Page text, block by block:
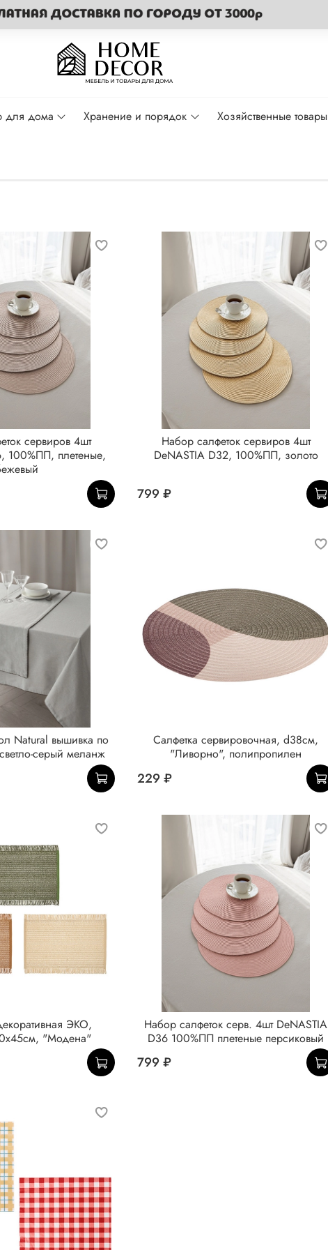
для дома Хранение и порядок Хозяйственные товары
сервиров 4шт
100%ПП, плетеные,
Набор салфеток сервиров 4шт
DeNASTIA D32, 100%ПП, золото
799 ₽
Natural вышивка по
серый меланж
Салфетка сервировочная, d38см,
"Ливорно", полипропилен
229 ₽
ЭКО,
"Модена"
Набор салфеток серв. 4шт DeNASTIA
D36 100%ПП плетеные персиковый
799 ₽